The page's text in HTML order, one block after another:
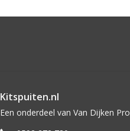
Kitspuiten.nl
Een onderdeel van Van Dijken Pro